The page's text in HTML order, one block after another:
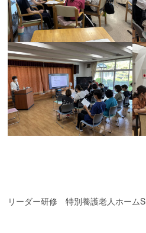
リーダー研修 特別養護老人ホームS